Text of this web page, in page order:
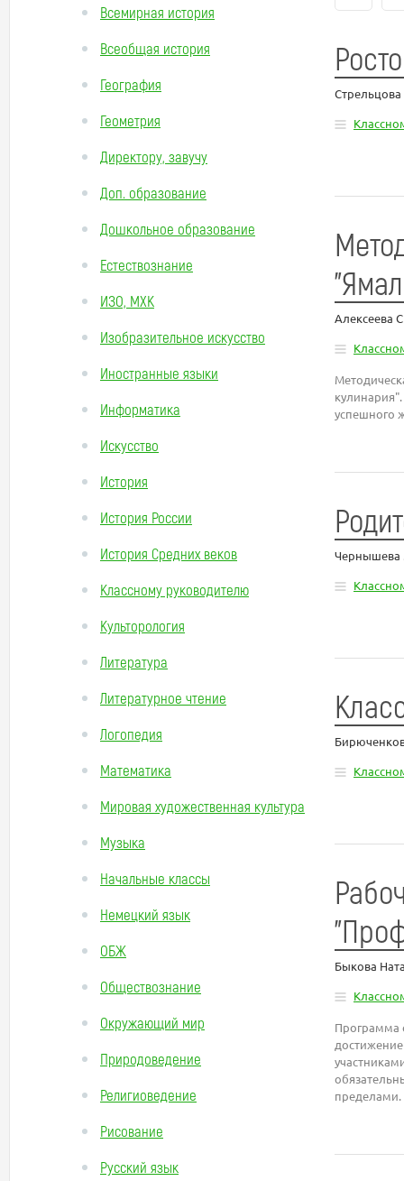
Всемирная история
Всеобщая история
География
Геометрия
Директору, завучу
Доп. образование
Дошкольное образование
Естествознание
ИЗО, МХК
Изобразительное искусство
Иностранные языки
Информатика
Искусство
История
История России
История Средних веков
Классному руководителю
Культорология
Литература
Литературное чтение
Логопедия
Математика
Мировая художественная культура
Музыка
Начальные классы
Немецкий язык
ОБЖ
Обществознание
Окружающий мир
Природоведение
Религиоведение
Рисование
Русский язык
Алексеева
успешного
Чернышева
Быкова
Программа
пределами.